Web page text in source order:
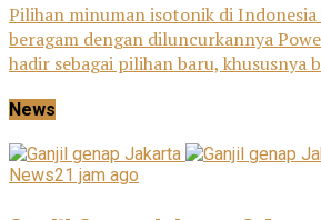
Pilihan minuman isotonik di Indonesia
beragam dengan diluncurkannya
hadir sebagai pilihan baru, khususnya
News
News21 jam ago